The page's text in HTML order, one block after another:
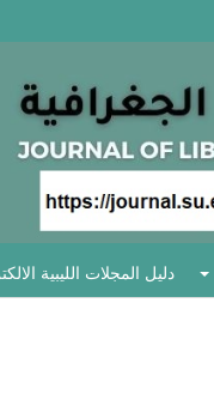
دليل المجلات الليبية